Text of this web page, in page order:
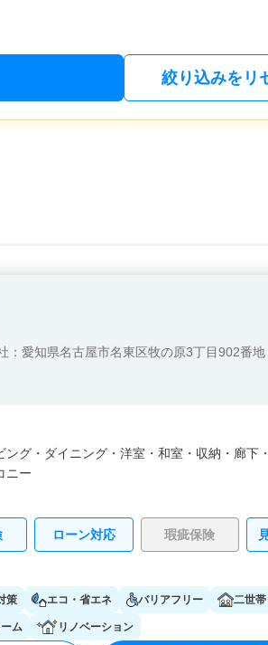
絞り込みをリ
：愛知県名古屋市名東区牧の原3丁目902番地
ング・ ダイニング・ 洋室・ 和室・ 収納・ 廊下・
ニー
ローン対応 瑕疵保険
策 エコ・省エネ バリアフリー 二世帯
ム リノベーション